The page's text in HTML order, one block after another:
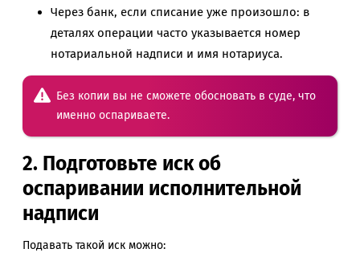
Через банк, если списание уже произошло: в
деталях операции часто указывается номер
нотариальной надписи и имя нотариуса.
Без копии вы не сможете обосновать в суде, что
именно оспариваете.
2. Подготовьте иск об
оспаривании исполнительной
надписи
Подавать такой иск можно: